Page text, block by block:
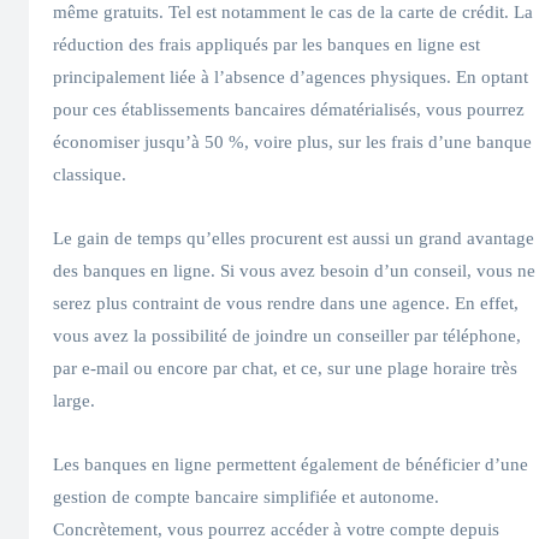
même gratuits. Tel est notamment le cas de la carte de crédit. La
réduction des frais appliqués par les banques en ligne est
principalement liée à l’absence d’agences physiques. En optant
pour ces établissements bancaires dématérialisés, vous pourrez
économiser jusqu’à 50 %, voire plus, sur les frais d’une banque
classique.
Le gain de temps qu’elles procurent est aussi un grand avantage
des banques en ligne. Si vous avez besoin d’un conseil, vous ne
serez plus contraint de vous rendre dans une agence. En effet,
vous avez la possibilité de joindre un conseiller par téléphone,
par e-mail ou encore par chat, et ce, sur une plage horaire très
large.
Les banques en ligne permettent également de bénéficier d’une
gestion de compte bancaire simplifiée et autonome.
Concrètement, vous pourrez accéder à votre compte depuis